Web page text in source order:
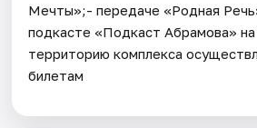
Мечты»;- передаче «Родная
подкасте «Подкаст Абрамова»
территорию комплекса
билетам